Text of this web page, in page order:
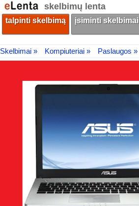
skelbimų lenta
talpinti skelbimą įsiminti skelbimai
Skelbimai » Kompiuteriai » Paslaugos »